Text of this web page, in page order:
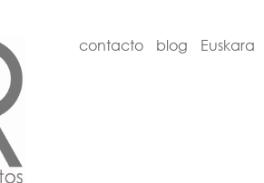
contacto blog Euskara